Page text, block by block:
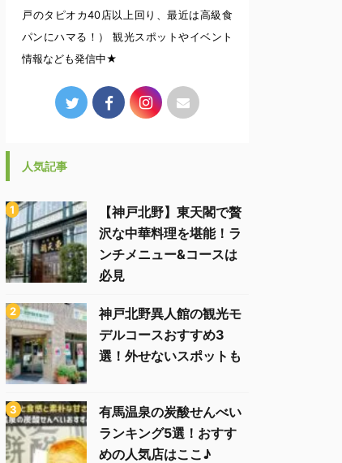
戸のタピオカ40店以上回り、最近は高級食
パンにハマる！） 観光スポットやイベント
情報なども発信中★
人気記事
【神戸北野】東天閣で贅
沢な中華料理を堪能！ラ
ンチメニュー&コースは
必見
神戸北野異人館の観光モ
デルコースおすすめ3
選！外せないスポットも
有馬温泉の炭酸せんべい
ランキング5選！おすす
めの人気店はここ♪